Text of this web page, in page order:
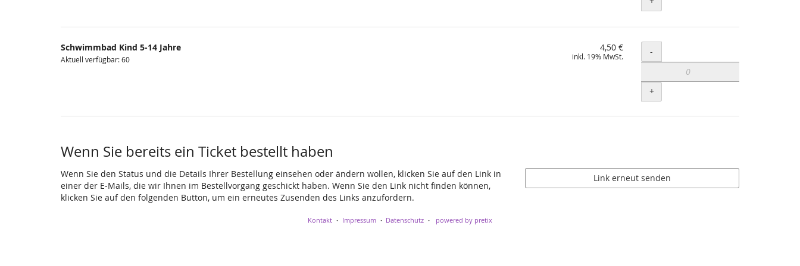
Schwimmbad Kind 5-14 Jahre
Aktuell verfügbar: 60
4,50 €
inkl. 19% MwSt. Menge
-
+
Wenn Sie bereits ein Ticket bestellt haben
Wenn Sie den Status und die Details Ihrer Bestellung einsehen oder ändern wollen, klicken Sie auf den Link in
einer der E-Mails, die wir Ihnen im Bestellvorgang geschickt haben. Wenn Sie den Link nicht finden können,
klicken Sie auf den folgenden Button, um ein erneutes Zusenden des Links anzufordern.
Link erneut senden
Kontakt Impressum Datenschutz powered by pretix